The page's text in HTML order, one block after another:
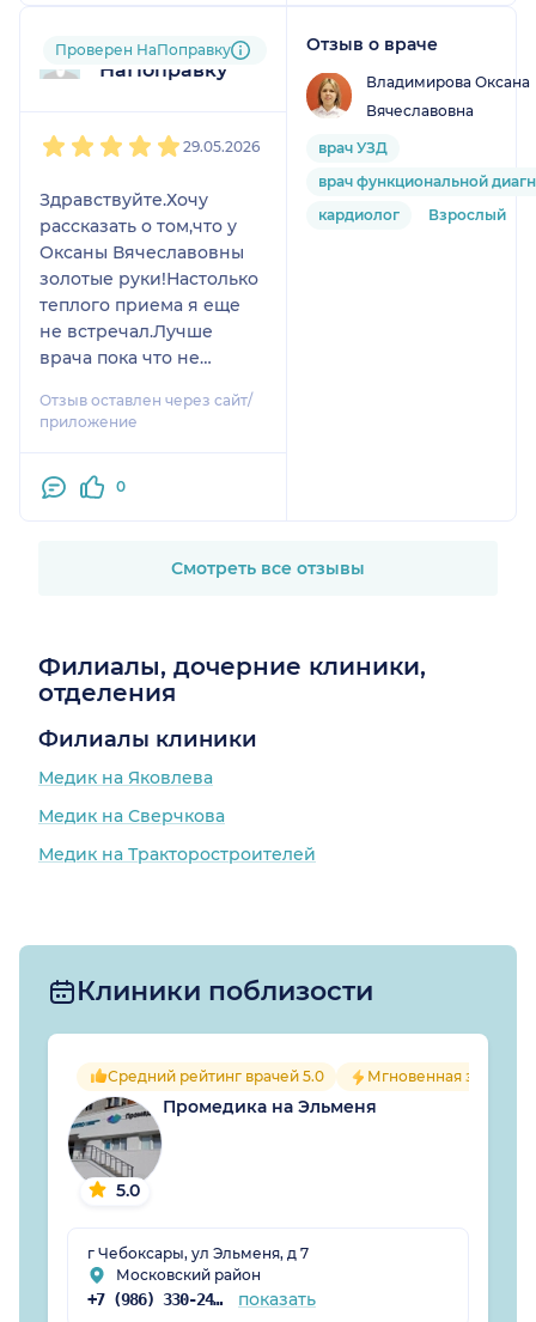
Указав на то что мне
необходимо это и
проигнорировала . Врач
осмотрел меня и
обратиться к себе по
ОМС . В целом
впечатление
негативное. Рекомендую
выбирать другого
специалиста , либо
другую клинику.
Пользователь
НаПоправку
Проверен НаПоправку
29.05.2026
Здравствуйте.Хочу
рассказать о том,что у
Оксаны Вячеславовны
золотые руки!Настолько
теплого приема я еще
не встречал.Лучше
врача пока что не
Отзыв оставлен через сайт/
приложение
0
Отзыв о враче
Владимирова Оксана
Вячеславовна
врач УЗД
врач функциональной
кардиолог
Взрослый
Смотреть все отзывы
Филиалы, дочерние клиники,
отделения
Филиалы клиники
Медик на Яковлева
Медик на Сверчкова
Медик на Тракторостроителей
Клиники поблизости
Средний рейтинг врачей 5.0 Мгновенная запись
5.0
Промедика на Эльменя
г Чебоксары, ул Эльменя, д 7
Московский район
+7 (986) 330-24-85 показать